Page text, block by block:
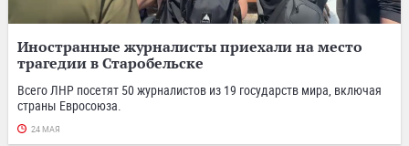
Иностранные журналисты приехали на место
трагедии в Старобельске
Всего ЛНР посетят 50 журналистов из 19 государств мира, включая
страны Евросоюза.
24 МАЯ